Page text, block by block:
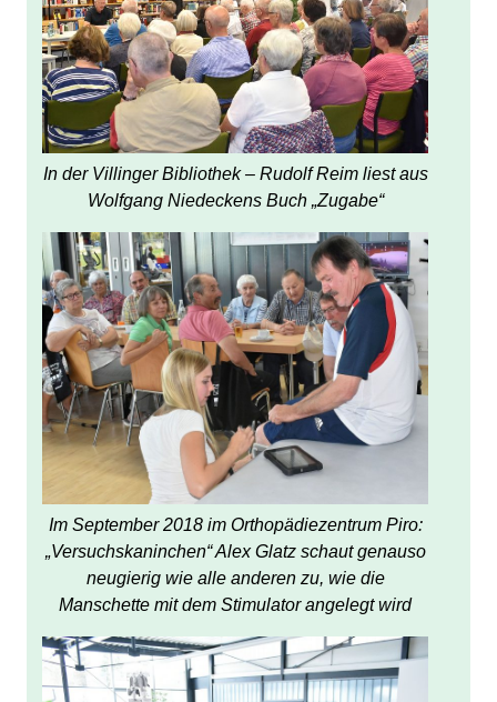
In der Villinger Bibliothek – Rudolf Reim liest aus
Wolfgang Niedeckens Buch „Zugabe“
Im September 2018 im Orthopädiezentrum Piro:
„Versuchskaninchen“ Alex Glatz schaut genauso
neugierig wie alle anderen zu, wie die
Manschette mit dem Stimulator angelegt wird